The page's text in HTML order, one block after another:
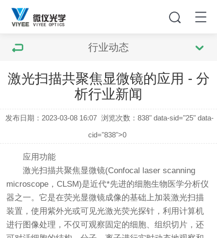
行业动态
激光扫描共聚焦显微镜的应用 - 分
析行业新闻
发布日期：2023-03-08 16:07 浏览次数： 838" data-sid="25" data-
cid="838">0
应用功能
激光扫描共聚焦显微镜(Confocal laser scanning
microscope，CLSM)是近代*先进的细胞生物医学分析仪
器之一。它是在荧光显微镜成像的基础上加装激光扫描
装置，使用紫外光或可见光激光荧光探针，利用计算机
进行图像处理，不仅可观察固定的细胞、组织切片，还